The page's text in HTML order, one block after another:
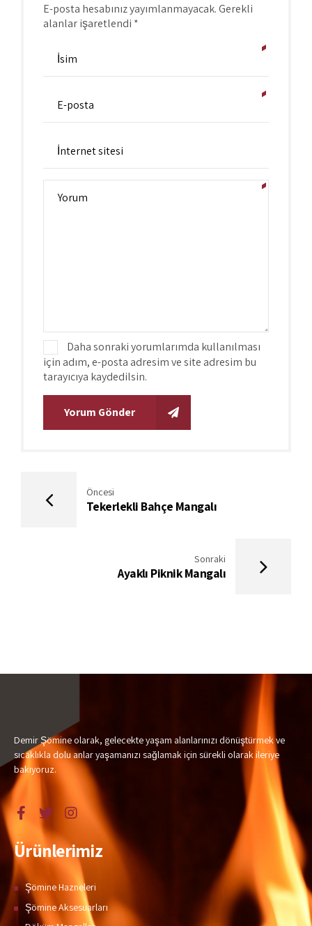
E-posta hesabınız yayımlanmayacak. Gerekli
alanlar işaretlendi *
Daha sonraki yorumlarımda kullanılması
için adım, e-posta adresim ve site adresim bu
tarayıcıya kaydedilsin.
Yorum Gönder
Öncesi
Tekerlekli Bahçe Mangalı
Sonraki
Ayaklı Piknik Mangalı
Demir Şömine olarak, gelecekte yaşam alanlarınızı dönüştürmek ve
sıcaklıkla dolu anlar yaşamanızı sağlamak için sürekli olarak ileriye
bakıyoruz.
Ürünlerimiz
Şömine Hazneleri
Şömine Aksesuarları